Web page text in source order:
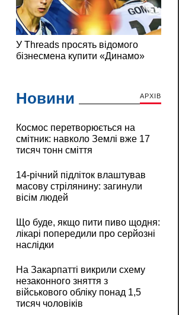
Новини АРХІВ
Космос перетворюється на
смітник: навколо Землі вже 17
тисяч тонн сміття
14-річний підліток влаштував
масову стрілянину: загинули
вісім людей
Що буде, якщо пити пиво щодня:
лікарі попередили про серйозні
наслідки
На Закарпатті викрили схему
незаконного зняття з
військового обліку понад 1,5
тисяч чоловіків